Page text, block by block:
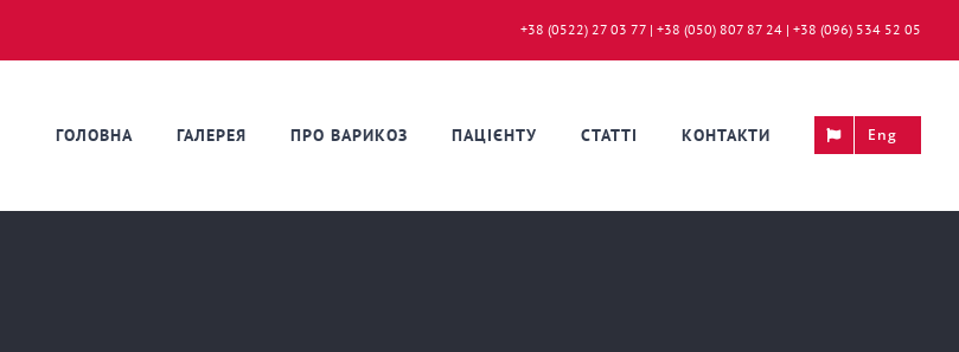
+38 (0522) 27 03 77 | +38 (050) 807 87 24 | +38 (096) 534 52 05
ГОЛОВНА ГАЛЕРЕЯ ПРО ВАРИКОЗ ПАЦІЄНТУ СТАТТІ КОНТАКТИ Eng